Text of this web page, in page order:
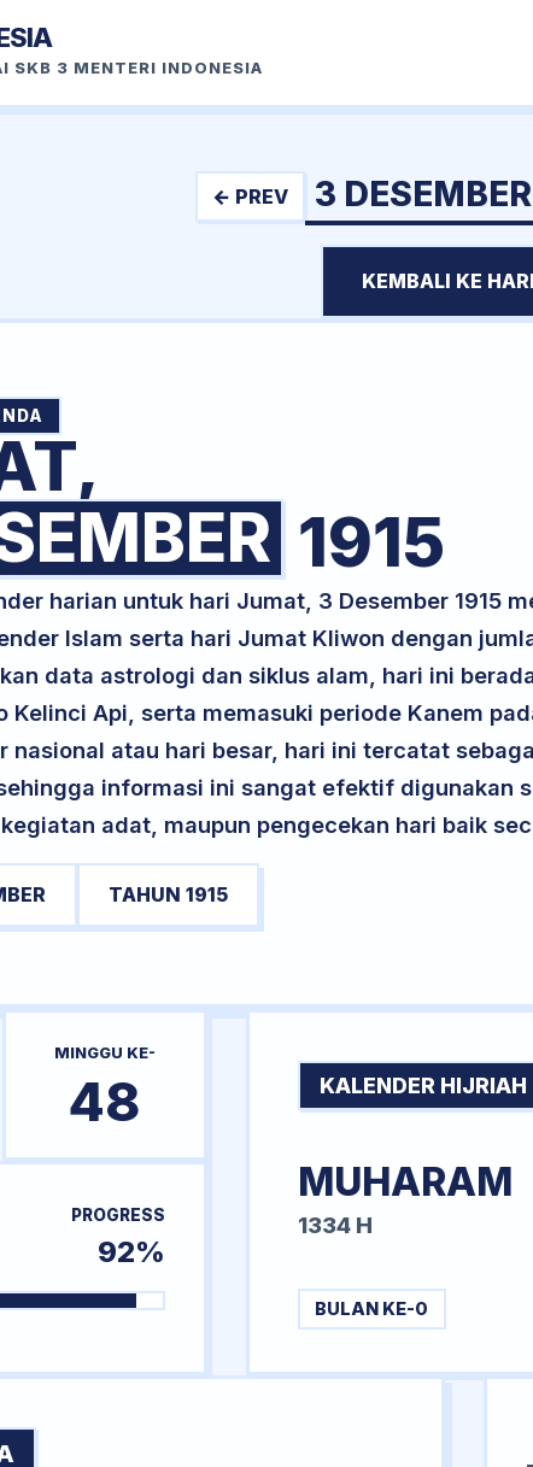
SKB 3 MENTERI INDONESIA
← PREV 3
KEMBALI KE
1915
harian untuk hari Jumat, 3 Desember 1915
Islam serta hari Jumat Kliwon dengan
data astrologi dan siklus alam, hari ini
Kelinci Api, serta memasuki periode Kanem
nasional atau hari besar, hari ini tercatat
informasi ini sangat efektif digunakan
adat, maupun pengecekan hari baik
TAHUN 1915
MINGGU KE-
48
PROGRESS
92%
KALENDER HIJRIAH
MUHARAM
1334 H
BULAN KE-0